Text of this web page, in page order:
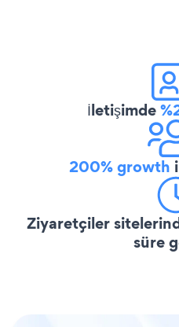
İletişimde
200% growth
Ziyaretçiler
süre